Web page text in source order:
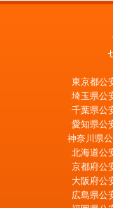
東京都公
埼玉県公
千葉県公
愛知県公
神奈川県
北海道公
京都府公
大阪府公
広島県公